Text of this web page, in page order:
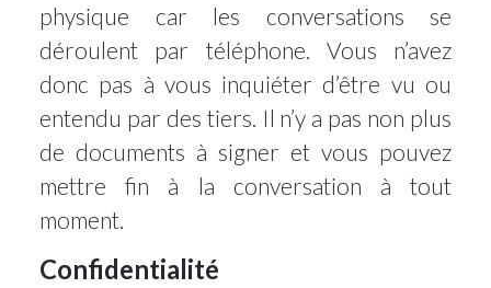
physique car les conversations se
déroulent par téléphone. Vous n’avez
donc pas à vous inquiéter d’être vu ou
entendu par des tiers. Il n’y a pas non plus
de documents à signer et vous pouvez
mettre fin à la conversation à tout
moment.
Confidentialité